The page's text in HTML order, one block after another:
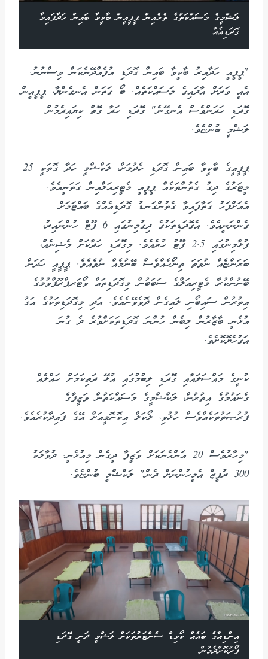
ލަޝްމީގެ މަސައްކަތުގެ ތެރެއިން ޕީޕީއީން ބާކީވާ ބައިން ހަދާފައިވާ
ގޮދަޑިއެއް
"ޕީޕީއީ ހަދާއިރު ބާކީވާ ބައިން ގޮދަޑި އުފެއްދޭނެކަން ވިސްނުނު.
އެއީ ވަރަށް އާދައިގެ މަސައްކަތެއް. ބޯ ގަތަން އެނގެންޔާ، ޕީޕީއީން
ގޮދަޑި ހަދަންވެސް އެނގޭނެ" ގޮދަޑި ހަދާ ގޮތް ކިޔައިދެމުން
ލަޝްމީ ބުންޏެވެ.
ޕީޕީއީގެ ބާކީވާ ބައިން ގޮދަޑި ހެދުމަށް، ލަކްޝްމީ ހަދާ ގޮތަކީ 25
މީޓަރުގެ ދިގު ގެތުންތަކެއް ޕީޕީއީ މެޓީރިއަލްއިން ގަތަނީއެވެ.
އެއަށްފަހު ގަތާފައިވާ ގެތުންގަނޑު ގޮދަޑިއެއްގެ ބައްޓަމަށް
ގެންނަނީއެވެ. އެގޮދަޑިތަކުގެ ދިގުމިނުގައި 6 ފޫޓް ހުންނައިރު،
ފުޅާމިނުގައި 2.5 ފޫޓު ހުރެއެވެ. މިގޮދަޑި ހަދާކަށް މެޝިނެއް،
ބަރަންޏެއް ނުވަތަ ތިނޯހެއްވެސް ބޭނުމެއް ނުވެއެވެ. ޕީޕީއީ ހަދަން
ބޭނުންކުރާ މެޓީރިއަލްގެ ސަބަބުން މިގޮދަޑިތައް ވޯޓަރޕްރޫފްވުމުގެ
އިތުރުން ސައިބޯނި ލައިގެން ދޮވެވޭނެއެވެ. އަދި މިގޮދަޑިތަކުގެ އަގު
އުޅެނީ ބާޒާރުން ލިބެން ހުންނަ ގޮދަޑިތަކަށްވުރެ ދެ ގުނަ
އަގުހެޔޮކޮށެވެ.
ކުނީގެ މައްސަލައާއި ގޮދަޑި ލިބުމުގައި އުޅޭ ދަތިކަމަށް ހައްލެއް
ގެނައުމުގެ އިތުރުން، ލަކްޝްމީގެ މަސައްކަތުން ވަޒީފާގެ
ފުރުޞަތުތަކެއްވެސް ހުޅުވި، ލޯކަލް އިކޮނޮމީއަށް އޭގެ ފައިދާކުރެއެވެ.
"މިހާރުވެސް 20 އަންހެނަކަށް ވަޒީފާ ދީގެން މިއުޅެނީ. ދުވާލަކު
300 ރުޕީޒް އެމީހުންނަށް ދެން" ލަކްޝްމީ ބުންޏެވެ.
އިންޑިއާގެ ބައެއް ކޯވިޑް ސެންޓަރުތަކަށް ލަޝްމީ ދަނީ ގޮދަޑި
ފޯރުކޮށްދެމުން